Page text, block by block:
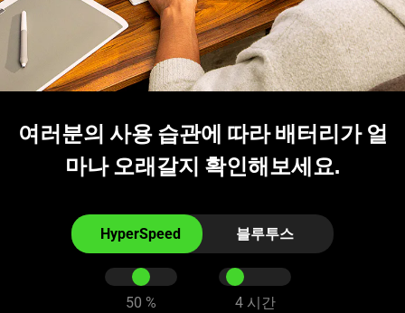
여러분의 사용 습관에 따라 배터리가 얼
마나 오래갈지 확인해보세요.
HyperSpeed 블루투스
50 %
4시간